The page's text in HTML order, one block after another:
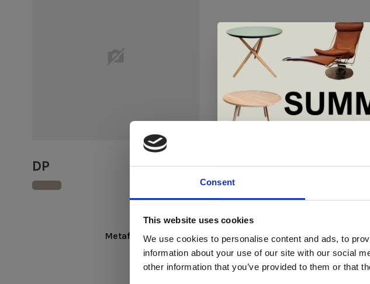
Consent
This website uses cookies
We use cookies to personalise content and ads, to
information about your use of our site with our social
other information that you’ve provided to them or that
DP CURVES
Metaform is een Nederlandse meubelfabrikant die sinds
De Summer Sale
In onze showroom vind je
gerenommeerde Nederlandse en
van